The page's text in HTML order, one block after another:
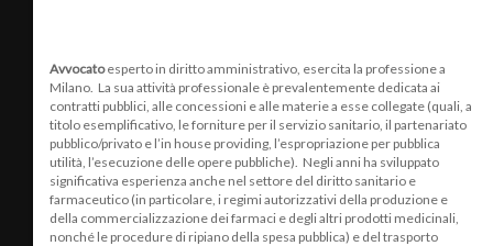
Avvocatoesperto in diritto amministrativo, esercita la professione a
Milano. La sua attività professionale è prevalentemente dedicata ai
contratti pubblici, alle concessioni e alle materie a esse collegate (quali, a
titolo esemplificativo, le forniture per il servizio sanitario, il partenariato
pubblico/privato e l’in house providing, l’espropriazione per pubblica
utilità, l’esecuzione delle opere pubbliche). Negli anni ha sviluppato
significativa esperienza anche nel settore del diritto sanitario e
farmaceutico (in particolare, i regimi autorizzativi della produzione e
della commercializzazione dei farmaci e degli altri prodotti medicinali,
nonché le procedure di ripiano della spesa pubblica) e del trasporto